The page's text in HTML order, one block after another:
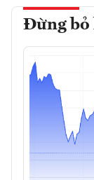
Đừng bỏ